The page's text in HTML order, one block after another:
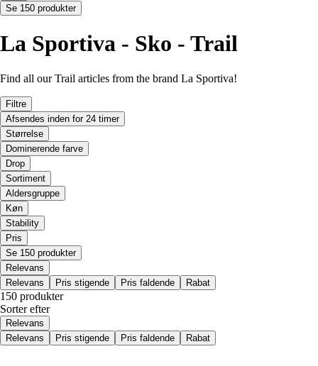
Se 150 produkter
La Sportiva - Sko - Trail
Find all our Trail articles from the brand La Sportiva!
Filtre
Afsendes inden for 24 timer
Størrelse
Dominerende farve
Drop
Sortiment
Aldersgruppe
Køn
Stability
Pris
Se 150 produkter
Relevans
Relevans
Pris stigende Pris faldende Rabat
150 produkter
Sorter efter
Relevans
Relevans
Pris stigende Pris faldende Rabat